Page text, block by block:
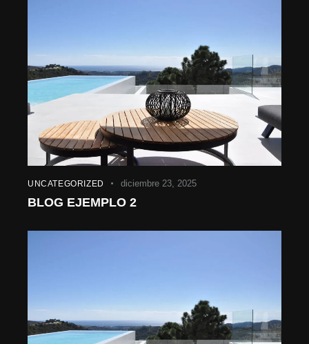
UNCATEGORIZED diciembre 23, 2025
BLOG EJEMPLO 2